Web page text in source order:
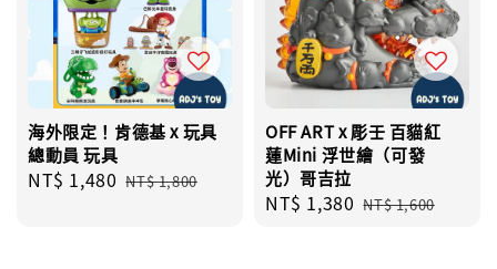
海外限定！肯德基 x 玩具
總動員 玩具
Sale
NT$ 1,480 Regular
NT$ 1,800
OFF ART x 彫壬 百貓紅
蓮Mini 浮世繪（可發
光）哥吉拉
Sale
NT$ 1,380 Regular
NT$ 1,600